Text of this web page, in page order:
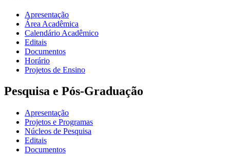
Apresentação
Área Acadêmica
Calendário Acadêmico
Editais
Documentos
Horário
Projetos de Ensino
Pesquisa e Pós-Graduação
Apresentação
Projetos e Programas
Núcleos de Pesquisa
Editais
Documentos